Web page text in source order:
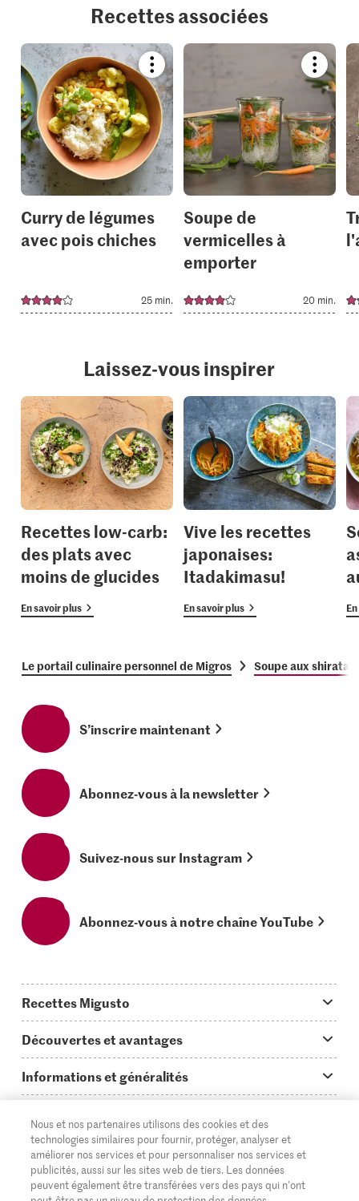
Recettes associées
Bookmark
recipe
or
add
to
your
collections.
Curry de légumes
avec pois chiches
25 min.
recipe
or
it
to
your
Soupe de
vermicelles à
emporter
20 min.
Laissez-vous inspirer
Recettes low-carb:
des plats avec
moins de glucides
En savoir plus
Vive les recettes
japonaises:
Itadakimasu!
En savoir plus
Le portail culinaire personnel de Migros Soupe aux shirataki
S’inscrire maintenant
Abonnez-vous à la newsletter
Suivez-nous sur Instagram
Abonnez-vous à notre chaîne YouTube
Recettes Migusto
Idées de menus
Plats principaux
Simple & vite prêt
Apéritif
Préparations au four
Découvertes et avantages
On en parle...
Tutoriels
Glossaire des ingrédients
Informations et généralités
Questions concernant Migusto
Cuisiner avec Migusto
Service clientèle & contact
Supermarché
Migros Online
DE FR IT
Nous et nos partenaires utilisons des cookies et des
technologies similaires pour fournir, protéger, analyser et
améliorer nos services et pour personnaliser nos services et
publicités, aussi sur les sites web de tiers. Les données
peuvent également être transférées vers des pays qui n'ont